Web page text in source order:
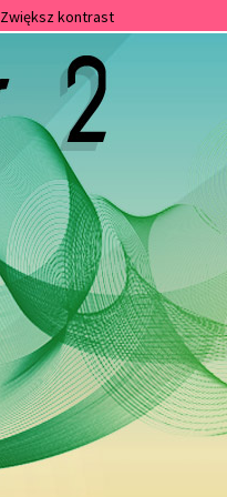
Zwiększ kontrast